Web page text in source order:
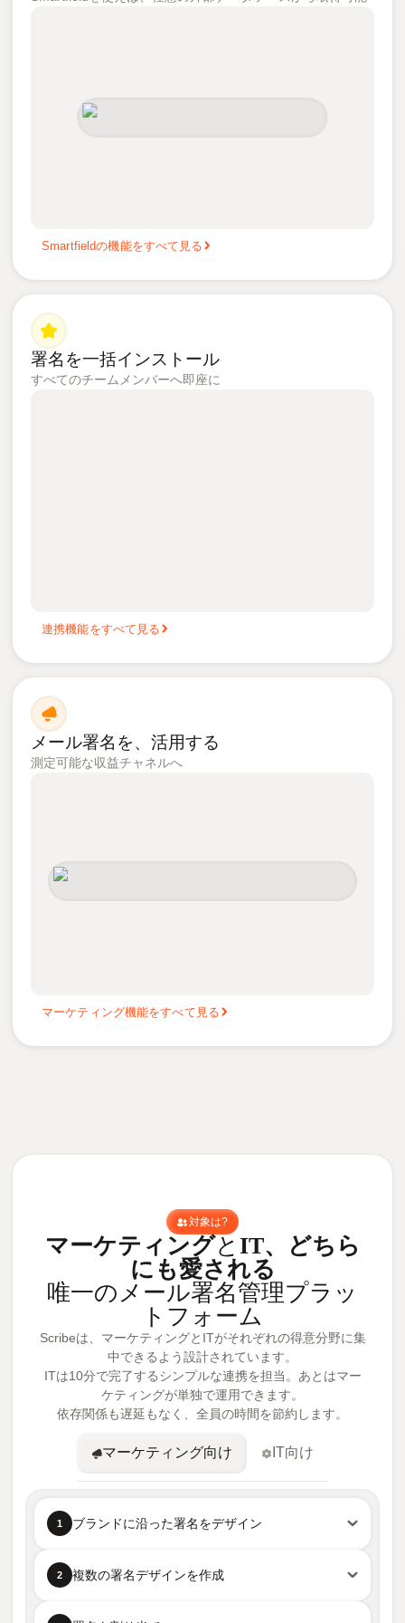
Smartfieldの機能をすべて見る
署名を一括インストール
すべてのチームメンバーへ即座に
連携機能をすべて見る
メール署名を、活用する
測定可能な収益チャネルへ
マーケティング機能をすべて見る
対象は?
マーケティングと IT、どちら
にも愛される
唯一のメール署名管理プラッ
トフォーム
Scribeは、マーケティングとITがそれぞれの得意分野に集
中できるよう設計されています。
ITは10分で完了するシンプルな連携を担当。あとはマー
ケティングが単独で運用できます。
依存関係も遅延もなく、全員の時間を節約します。
マーケティング向け IT向け
1 ブランドに沿った署名をデザイン
2 複数の署名デザインを作成